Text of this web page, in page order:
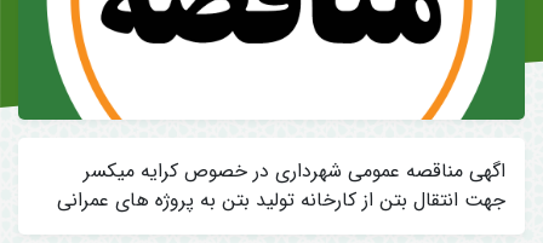
اگهی مناقصه عمومی شهرداری در خصوص کرایه میکسر
جهت انتقال بتن از کارخانه تولید بتن به پروژه های عمرانی